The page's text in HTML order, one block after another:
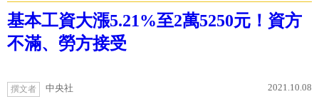
基本工資大漲5.21%至2萬5250元！資方
不滿、勞方接受
撰文者 中央社 2021.10.08